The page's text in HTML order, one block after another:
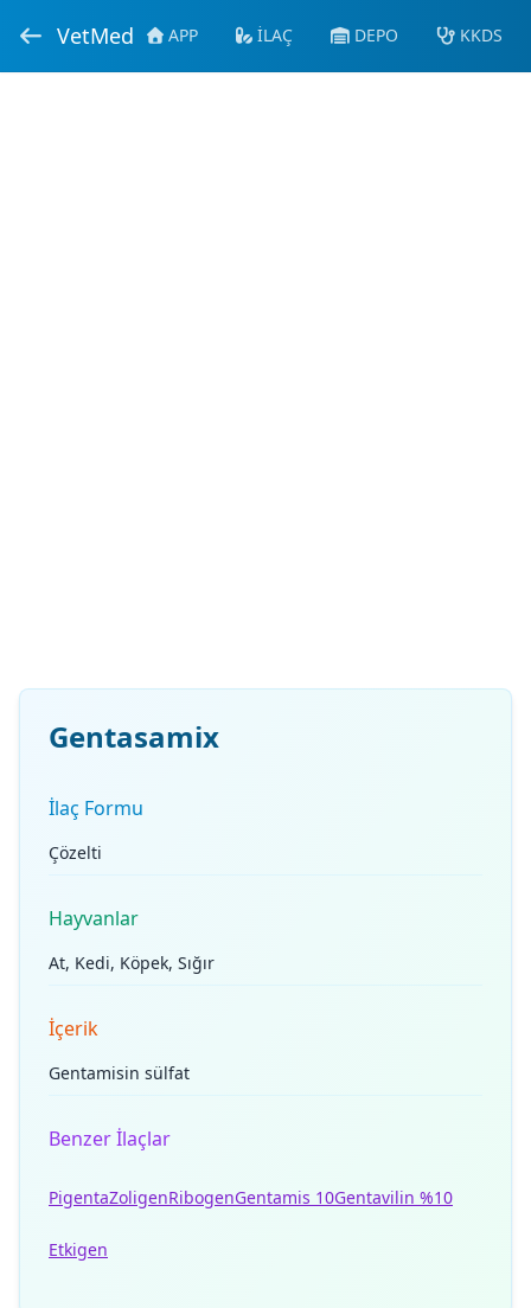
VetMed APP İLAÇ DEPO KKDS
Gentasamix
İlaç Formu
Çözelti
Hayvanlar
At, Kedi, Köpek, Sığır
İçerik
Gentamisin sülfat
Benzer İlaçlar
PigentaZoligenRibogenGentamis 10Gentavilin %10
Etkigen